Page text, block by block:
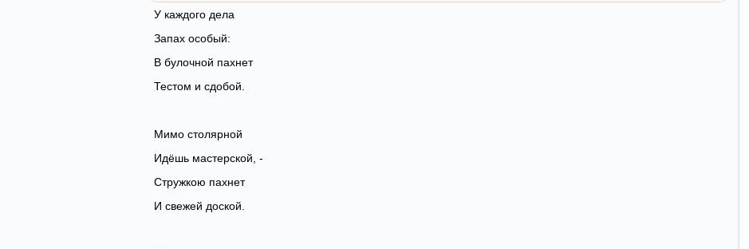
У каждого дела
Запах особый:
В булочной пахнет
Тестом и сдобой.
Мимо столярной
Идёшь мастерской, -
Стружкою пахнет
И свежей доской.